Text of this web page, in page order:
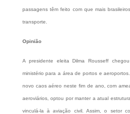
passagens têm feito com que mais
transporte.
Opinião
A presidente eleita Dilma Rousseff
ministério para a área de portos e
novo caos aéreo neste fim de ano, com
aeroviários, optou por manter a atual
vinculá-la à aviação civil. Assim, o setor